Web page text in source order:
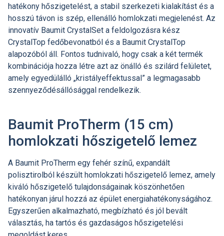
hatékony hőszigetelést, a stabil szerkezeti kialakítást és a
hosszú távon is szép, ellenálló homlokzati megjelenést. Az
innovatív Baumit CrystalSet a feldolgozásra kész
CrystalTop fedőbevonatból és a Baumit CrystalTop
alapozóból áll. Fontos tudnivaló, hogy csak a két termék
kombinációja hozza létre azt az önálló és szilárd felületet,
amely egyedülálló „kristályeffektussal” a legmagasabb
szennyeződésállósággal rendelkezik.
Baumit ProTherm (15 cm)
homlokzati hőszigetelő lemez
A Baumit ProTherm egy fehér színű, expandált
polisztirolból készült homlokzati hőszigetelő lemez, amely
kiváló hőszigetelő tulajdonságainak köszönhetően
hatékonyan járul hozzá az épület energiahatékonyságához.
Egyszerűen alkalmazható, megbízható és jól bevált
választás, ha tartós és gazdaságos hőszigetelési